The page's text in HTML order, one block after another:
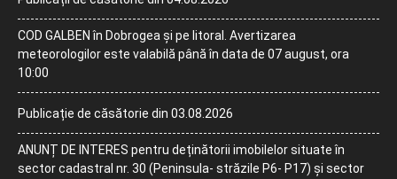
COD GALBEN în Dobrogea și pe litoral. Avertizarea
meteorologilor este valabilă până în data de 07 august, ora
10:00
Publicație de căsătorie din 03.08.2026
ANUNȚ DE INTERES pentru deținătorii imobilelor situate în
sector cadastral nr. 30 (Peninsula- străzile P6- P17) și sector